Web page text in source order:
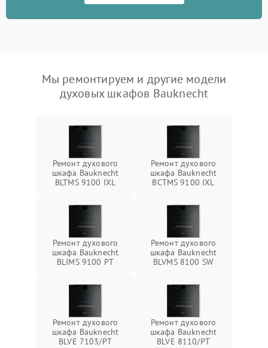
Мы ремонтируем и другие модели
духовых шкафов Bauknecht
Ремонт духового
шкафа Bauknecht
BLTMS 9100 IXL
Ремонт духового
шкафа Bauknecht
BCTMS 9100 IXL
Ремонт духового
шкафа Bauknecht
BLIMS 9100 PT
Ремонт духового
шкафа Bauknecht
BLVMS 8100 SW
Ремонт духового
шкафа Bauknecht
BLVE 7103/PT
Ремонт духового
шкафа Bauknecht
BLVE 8110/PT